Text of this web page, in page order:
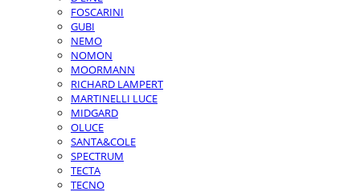
FOSCARINI
GUBI
NEMO
NOMON
MOORMANN
RICHARD LAMPERT
MARTINELLI LUCE
MIDGARD
OLUCE
SANTA&COLE
SPECTRUM
TECTA
TECNO